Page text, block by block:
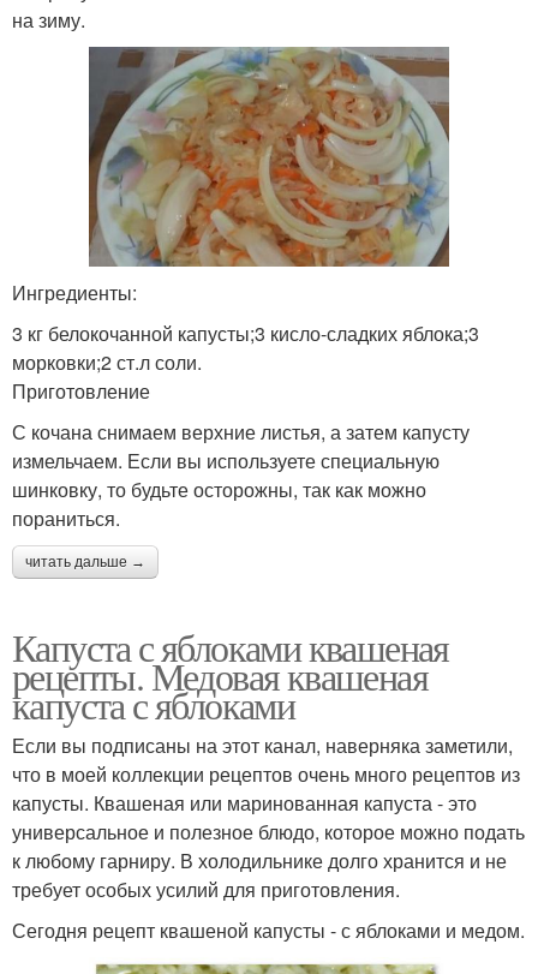
на зиму.
Ингредиенты:
3 кг белокочанной капусты;3 кисло-сладких яблока;3
морковки;2 ст.л соли.
Приготовление
С кочана снимаем верхние листья, а затем капусту
измельчаем. Если вы используете специальную
шинковку, то будьте осторожны, так как можно
пораниться.
читать дальше →
Капуста с яблоками квашеная
рецепты. Медовая квашеная
капуста с яблоками
Если вы подписаны на этот канал, наверняка заметили,
что в моей коллекции рецептов очень много рецептов из
капусты. Квашеная или маринованная капуста - это
универсальное и полезное блюдо, которое можно подать
к любому гарниру. В холодильнике долго хранится и не
требует особых усилий для приготовления.
Сегодня рецепт квашеной капусты - с яблоками и медом.